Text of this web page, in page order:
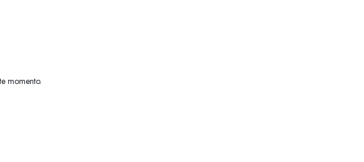
momento.